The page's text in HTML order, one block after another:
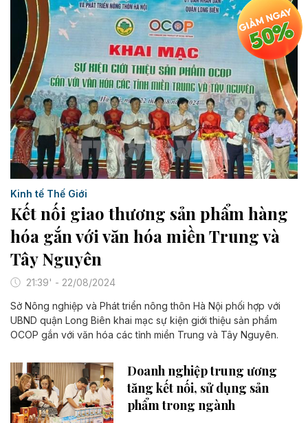
Kinh tế Thế Giới
Kết nối giao thương sản phẩm hàng
hóa gắn với văn hóa miền Trung và
Tây Nguyên
21:39' - 22/08/2024
Sở Nông nghiệp và Phát triển nông thôn Hà Nội phối hợp với
UBND quận Long Biên khai mạc sự kiện giới thiệu sản phẩm
OCOP gắn với văn hóa các tỉnh miền Trung và Tây Nguyên.
Doanh nghiệp trung ương
tăng kết nối, sử dụng sản
phẩm trong ngành